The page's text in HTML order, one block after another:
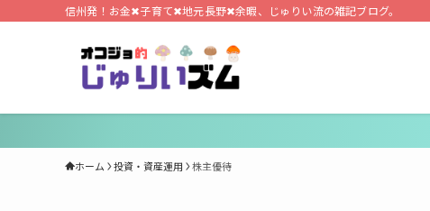
信州発！お金✖子育て✖地元長野✖余暇、じゅりい流の雑記ブログ。
ホーム 投資・資産運用 株主優待